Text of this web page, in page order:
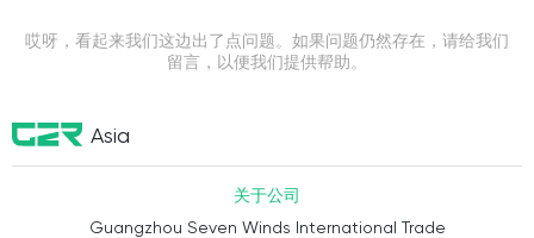
哎呀，看起来我们这边出了点问题。如果问题仍然存在，请给我们
留言，以便我们提供帮助。
Asia
关于公司
Guangzhou Seven Winds International Trade